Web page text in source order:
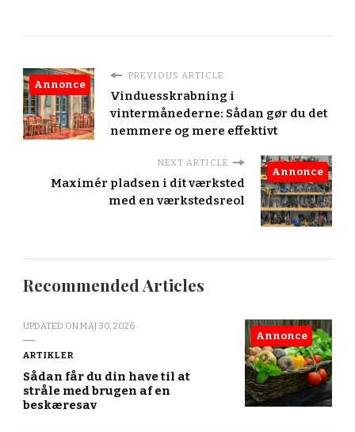
PREVIOUS ARTICLE
Vinduesskrabning i
vintermånederne: Sådan gør du det
nemmere og mere effektivt
Annonce
NEXT ARTICLE
Maximér pladsen i dit værksted
med en værkstedsreol
Annonce
Recommended Articles
UPDATED ONMAJ 30, 2026
ARTIKLER
Sådan får du din have til at
stråle med brugen af en
beskæresav
Annonce